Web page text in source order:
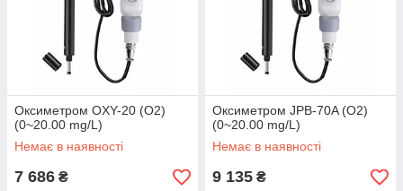
Оксиметром OXY-20 (О2)
(0~20.00 mg/L)
Немає в наявності
7 686 ₴
Оксиметром JPB-70A (О2)
(0~20.00 mg/L)
Немає в наявності
9 135 ₴